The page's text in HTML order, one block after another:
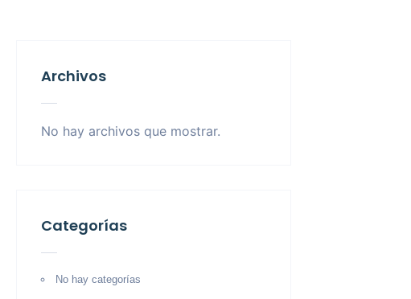
Archivos
No hay archivos que mostrar.
Categorías
No hay categorías